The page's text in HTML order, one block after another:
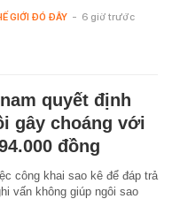
GIỚI ĐÓ ĐÂY - 6 giờ trước
quyết định
gây choáng với
đồng
công khai sao kê để đáp trả
vấn không giúp ngôi sao